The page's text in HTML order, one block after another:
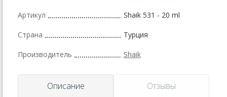
Артикул Shaik 531 - 20 ml
Страна Турция
Производитель Shaik
Описание Отзывы